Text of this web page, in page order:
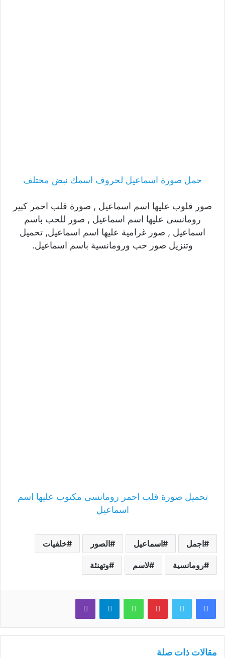
حمل صورة اسماعيل لحروف اسمك نبض مختلف
صور قلوب عليها اسم اسماعيل , صورة قلب احمر كبير
رومانسى عليها اسم اسماعيل , صور للحب باسم
اسماعيل , صور غرامية عليها اسم اسماعيل, تحميل
وتنزيل صور حب ورومانسية باسم اسماعيل.
تحميل صورة قلب احمر رومانسى مكتوب عليها اسم
اسماعيل
اجمل اسماعيل الصور خلفيات
رومانسية لاسم وتهنئة
فيسبوك تويتر بينتيريستواتساب تيلقرام ڤايبر
مقالات ذات صلة